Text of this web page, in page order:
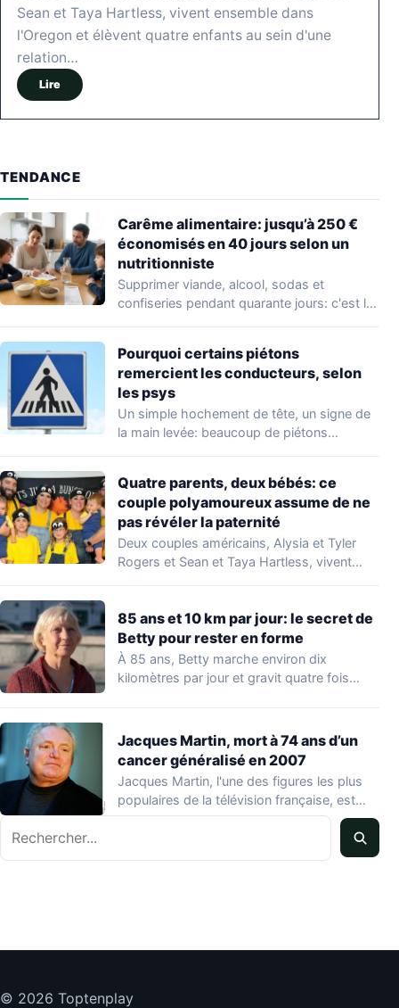
Sean et Taya Hartless, vivent ensemble dans
l'Oregon et élèvent quatre enfants au sein d'une
relation…
Lire
TENDANCE
Carême alimentaire: jusqu’à 250 €
économisés en 40 jours selon un
nutritionniste
Supprimer viande, alcool, sodas et
confiseries pendant quarante jours: c'est le
Pourquoi certains piétons
remercient les conducteurs, selon
les psys
Un simple hochement de tête, un signe de
la main levée: beaucoup de piétons…
Quatre parents, deux bébés: ce
couple polyamoureux assume de ne
pas révéler la paternité
Deux couples américains, Alysia et Tyler
Rogers et Sean et Taya Hartless, vivent
85 ans et 10 km par jour: le secret de
Betty pour rester en forme
À 85 ans, Betty marche environ dix
kilomètres par jour et gravit quatre fois…
Jacques Martin, mort à 74 ans d’un
cancer généralisé en 2007
Jacques Martin, l'une des figures les plus
populaires de la télévision française, est
décédé…
Rechercher
© 2026 Toptenplay